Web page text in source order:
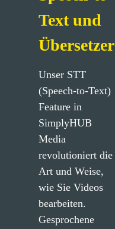
Text und
Übersetzer
Unser STT
(Speech-to-Text)
Feature in
SimplyHUB
Media
revolutioniert die
Art und Weise,
wie Sie Videos
bearbeiten.
Gesprochene